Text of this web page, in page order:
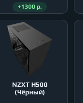
+1300 р.
NZXT H500
(Чёрный)